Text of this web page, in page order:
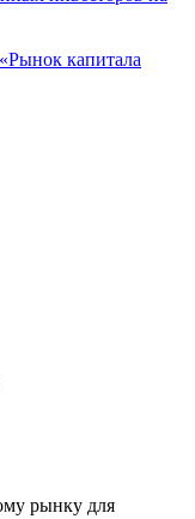
в
инвесторов на
капитала